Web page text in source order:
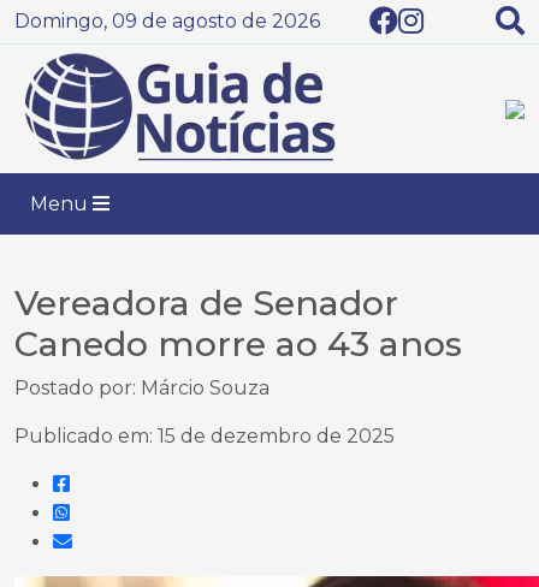
Domingo, 09 de agosto de 2026
Menu
Vereadora de Senador
Canedo morre ao 43 anos
Postado por: Márcio Souza
Publicado em: 15 de dezembro de 2025